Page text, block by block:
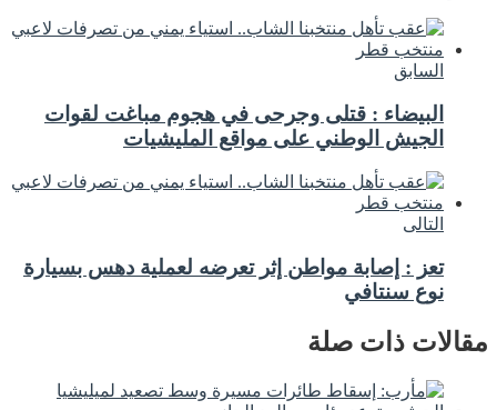
السابق
البيضاء : قتلى وجرحى في هجوم مباغت لقوات
الجيش الوطني على مواقع المليشيات
التالى
تعز : إصابة مواطن إثر تعرضه لعملية دهس بسيارة
نوع سنتافي
مقالات ذات صلة